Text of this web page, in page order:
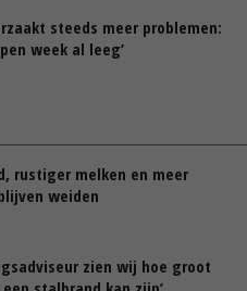
steeds meer problemen:
week al leeg’
rustiger melken en meer
weiden
zien wij hoe groot